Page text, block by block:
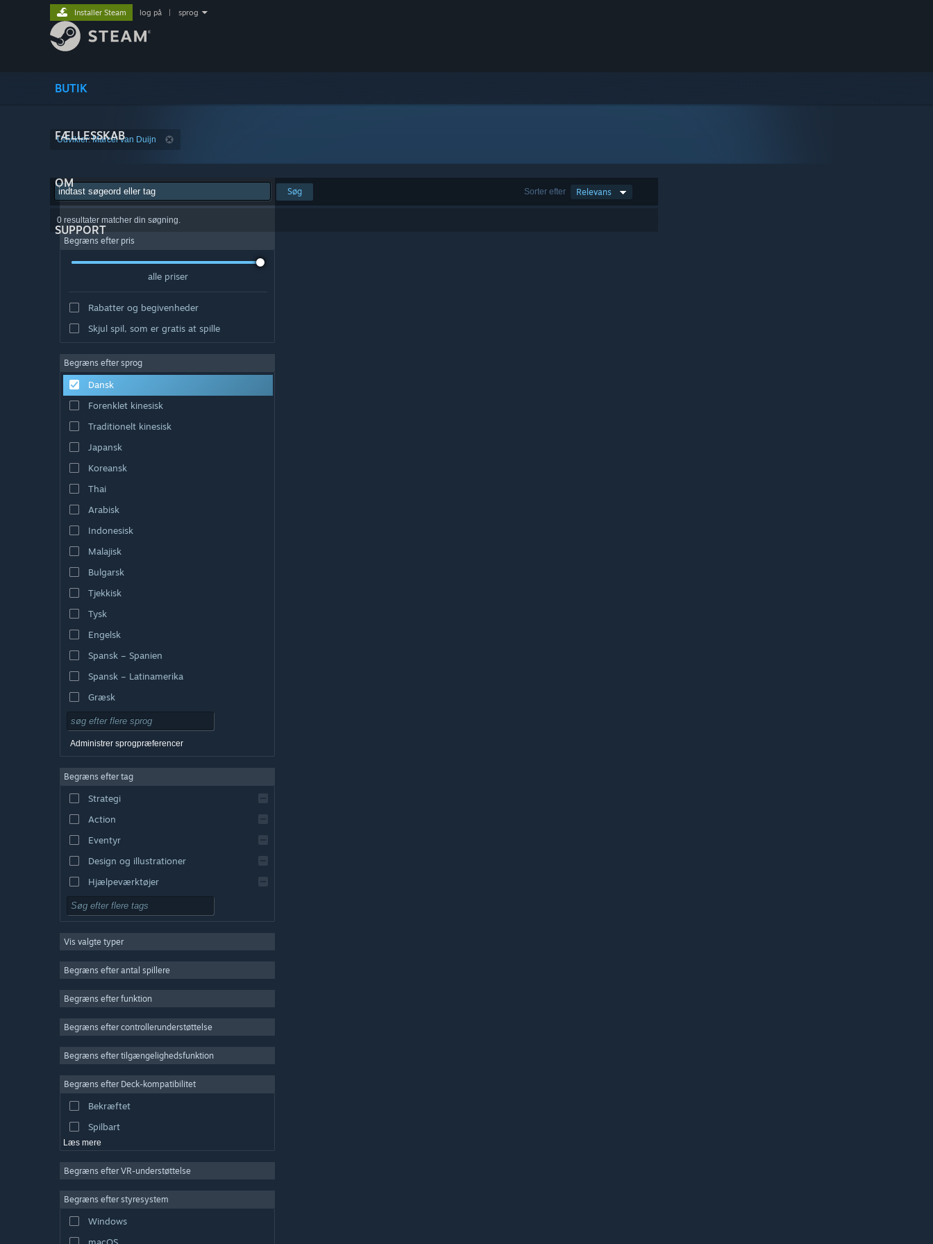
BUTIK
FÆLLESSKAB
OM
SUPPORT
Installer Steam log på sprog
Udvikler: Marcel van Duijn
Sorter efter Relevans
Søg
0 resultater matcher din søgning.
Begræns efter pris
alle priser
Rabatter og begivenheder
Skjul spil, som er gratis at spille
Begræns efter sprog
Dansk
Forenklet kinesisk
Traditionelt kinesisk
Japansk
Koreansk
Thai
Arabisk
Indonesisk
Malajisk
Bulgarsk
Tjekkisk
Tysk
Engelsk
Spansk – Spanien
Spansk – Latinamerika
Græsk
Administrer sprogpræferencer
Begræns efter tag
Strategi
Action
Eventyr
Design og illustrationer
Hjælpeværktøjer
Gratis at spille
Massiv multiplayer
Indie
Simulation
Videoproduktion
Billedredigering
Vis valgte typer
Begræns efter antal spillere
Begræns efter funktion
Begræns efter controllerunderstøttelse
Begræns efter tilgængelighedsfunktion
Begræns efter Deck-kompatibilitet
Bekræftet
Spilbart
Læs mere
Begræns efter VR-understøttelse
Begræns efter styresystem
Windows